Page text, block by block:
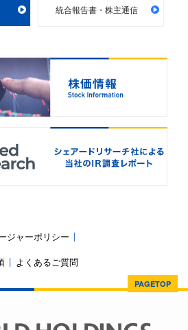
統合報告書・株主通信
ジャーポリシー
よくあるご質問
PAGETOP